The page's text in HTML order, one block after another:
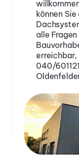
können
alle
erreichbar,
040/